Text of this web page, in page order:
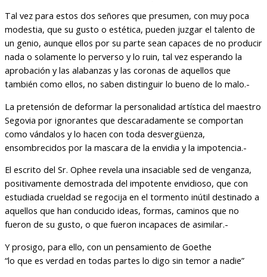
Tal vez para estos dos señores que presumen, con muy poca
modestia, que su gusto o estética, pueden juzgar el talento de
un genio, aunque ellos por su parte sean capaces de no producir
nada o solamente lo perverso y lo ruin, tal vez esperando la
aprobación y las alabanzas y las coronas de aquellos que
también como ellos, no saben distinguir lo bueno de lo malo.-
La pretensión de deformar la personalidad artística del maestro
Segovia por ignorantes que descaradamente se comportan
como vándalos y lo hacen con toda desvergüenza,
ensombrecidos por la mascara de la envidia y la impotencia.-
El escrito del Sr. Ophee revela una insaciable sed de venganza,
positivamente demostrada del impotente envidioso, que con
estudiada crueldad se regocija en el tormento inútil destinado a
aquellos que han conducido ideas, formas, caminos que no
fueron de su gusto, o que fueron incapaces de asimilar.-
Y prosigo, para ello, con un pensamiento de Goethe
“lo que es verdad en todas partes lo digo sin temor a nadie”